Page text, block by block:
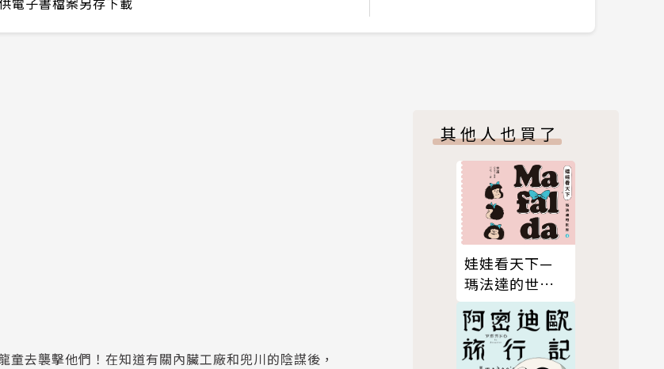
去襲擊他們！在知道有關內臟工廠和兜川的陰謀後，
其他人也買了
娃娃看天下—
瑪法達的世界
（4）【瑪法達
降落地球60週
年紀念版】